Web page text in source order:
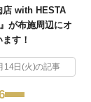
店 with HESTA
が布施周辺にオ
す！
14日(火)の記事